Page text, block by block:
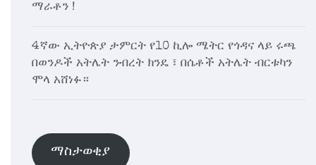
ማራቶን !
4ኛው ኢትዮጵያ ታምርት የ10 ኪሎ ሜትር የጎዳና ላይ ሩጫ
በወንዶች አትሌት ንብረት ክንዴ ፣ በሴቶች አትሌት ብርቱካን
ሞላ አሸነፉ።
ማስታወቂያ